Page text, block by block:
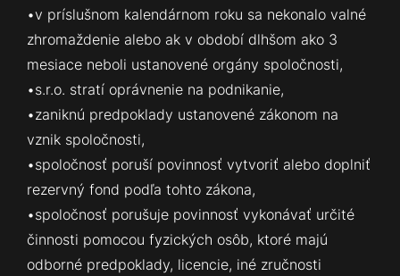
•v príslušnom kalendárnom roku sa nekonalo valné
zhromaždenie alebo ak v období dlhšom ako 3
mesiace neboli ustanovené orgány spoločnosti,
•s.r.o. stratí oprávnenie na podnikanie,
•zaniknú predpoklady ustanovené zákonom na
vznik spoločnosti,
•spoločnosť poruší povinnosť vytvoriť alebo doplniť
rezervný fond podľa tohto zákona,
•spoločnosť porušuje povinnosť vykonávať určité
činnosti pomocou fyzických osôb, ktoré majú
odborné predpoklady, licencie, iné zručnosti